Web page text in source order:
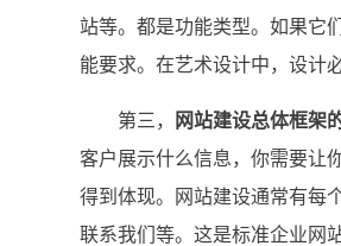
站等。都是功能类型。如果它
能要求。在艺术设计中，设计
第三， 网站建设总体框架
客户展示什么信息，你需要让
得到体现。网站建设通常有每
联系我们等。这是标准企业网